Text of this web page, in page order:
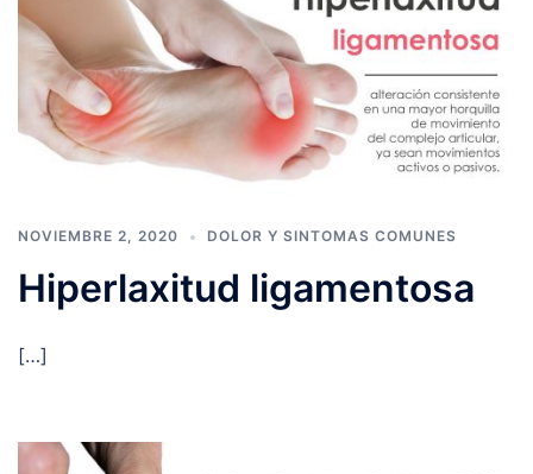
NOVIEMBRE 2, 2020 DOLOR Y SINTOMAS COMUNES
Hiperlaxitud ligamentosa
[…]